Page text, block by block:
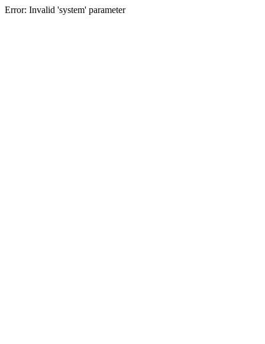
Error: Invalid 'system' parameter